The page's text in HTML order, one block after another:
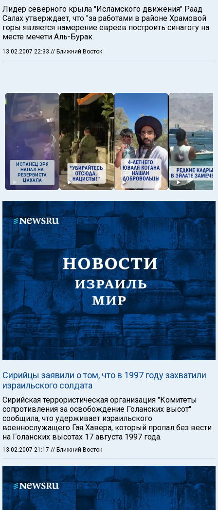
Лидер северного крыла "Исламского движения" Раад
Салах утверждает, что "за работами в районе Храмовой
горы является намерение евреев построить синагогу на
месте мечети Аль-Бурак.
13.02.2007 22:33 // Ближний Восток
ИСПАНЕЦ ЗРЯ
НАПАЛ НА
РЕЗЕРВИСТА
ЦАХАЛА
Сирийцы заявили о том, что в 1997 году захватили
израильского солдата
Сирийская террористическая организация "Комитеты
сопротивления за освобождение Голанских высот"
сообщила, что удерживает израильского
военнослужащего Гая Хавера, который пропал без вести
на Голанских высотах 17 августа 1997 года.
13.02.2007 21:17 // Ближний Восток